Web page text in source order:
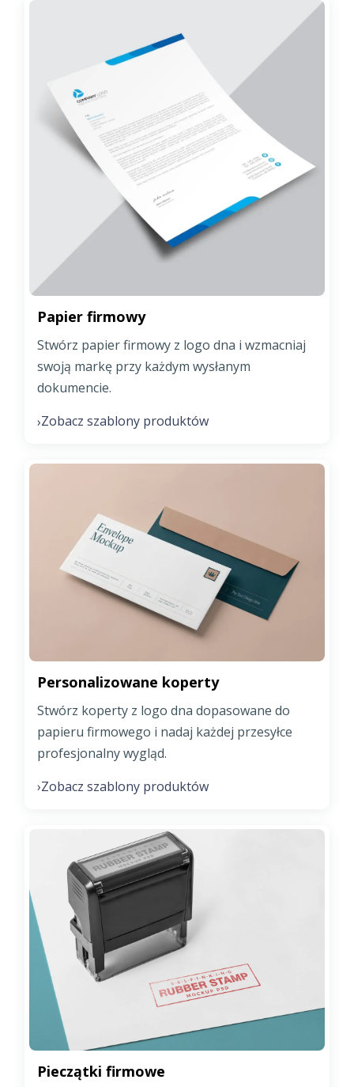
Papier firmowy
Stwórz papier firmowy z logo dna i wzmacniaj
swoją markę przy każdym wysłanym
dokumencie.
›Zobacz szablony produktów
Personalizowane koperty
Stwórz koperty z logo dna dopasowane do
papieru firmowego i nadaj każdej przesyłce
profesjonalny wygląd.
›Zobacz szablony produktów
Pieczątki firmowe